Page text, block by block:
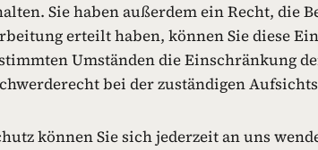
Sie haben außerdem ein Recht, die
erteilt haben, können Sie diese
Umständen die Einschränkung
bei der zuständigen
können Sie sich jederzeit an uns